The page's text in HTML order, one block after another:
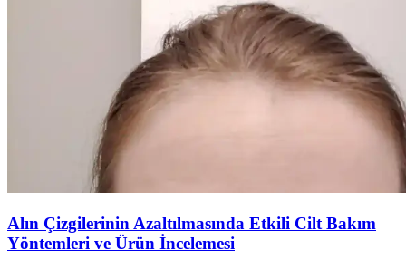
Alın Çizgilerinin Azaltılmasında Etkili Cilt Bakım
Yöntemleri ve Ürün İncelemesi